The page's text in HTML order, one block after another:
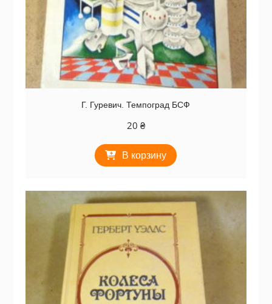
Г. Гуревич. Темпоград БСФ
20 ₴
В корзину